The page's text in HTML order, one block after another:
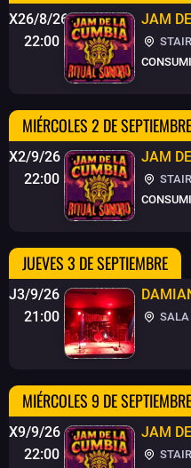
X26/8/26
22:00
JAM
MIÉRCOLES 2 DE SEPTIEMBRE
X2/9/26
22:00
JAM
JUEVES 3 DE SEPTIEMBRE
J3/9/26
21:00
SALA
MIÉRCOLES 9 DE SEPTIEMBRE
X9/9/26
22:00
JAM